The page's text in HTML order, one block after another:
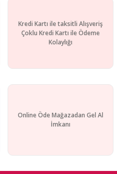
Kredi Kartı ile taksitli Alışveriş
Çoklu Kredi Kartı ile Ödeme
Kolaylığı
Online Öde Mağazadan Gel Al
İmkanı